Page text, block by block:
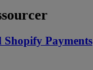
Shopify Payments